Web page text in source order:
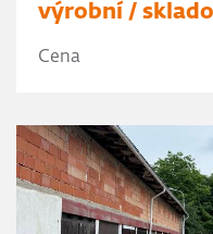
výrobní /
Cena